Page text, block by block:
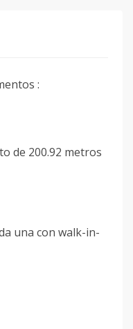
:
de 200.92 metros
una con walk-in-